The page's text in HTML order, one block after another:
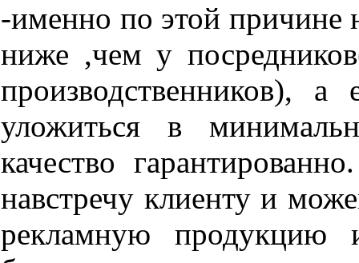
-именно по этой причине
ниже ,чем у
производственников),
уложиться в
качество
навстречу клиенту и
рекламную продукцию